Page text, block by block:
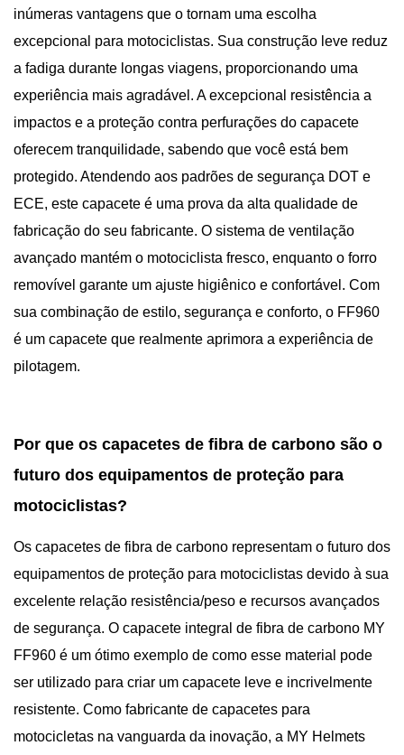
inúmeras vantagens que o tornam uma escolha
excepcional para motociclistas. Sua construção leve reduz
a fadiga durante longas viagens, proporcionando uma
experiência mais agradável. A excepcional resistência a
impactos e a proteção contra perfurações do capacete
oferecem tranquilidade, sabendo que você está bem
protegido. Atendendo aos padrões de segurança DOT e
ECE, este capacete é uma prova da alta qualidade de
fabricação do seu fabricante. O sistema de ventilação
avançado mantém o motociclista fresco, enquanto o forro
removível garante um ajuste higiênico e confortável. Com
sua combinação de estilo, segurança e conforto, o FF960
é um capacete que realmente aprimora a experiência de
pilotagem.
Por que os capacetes de fibra de carbono são o
futuro dos equipamentos de proteção para
motociclistas?
Os capacetes de fibra de carbono representam o futuro dos
equipamentos de proteção para motociclistas devido à sua
excelente relação resistência/peso e recursos avançados
de segurança. O capacete integral de fibra de carbono MY
FF960 é um ótimo exemplo de como esse material pode
ser utilizado para criar um capacete leve e incrivelmente
resistente. Como fabricante de capacetes para
motocicletas na vanguarda da inovação, a MY Helmets